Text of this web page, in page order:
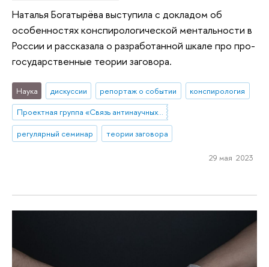
Наталья Богатырёва выступила с докладом об
особенностях конспирологической ментальности в
России и рассказала о разработанной шкале про про-
государственные теории заговора.
Наука дискуссии репортаж о событии
конспирология
Проектная группа «Связь антинаучных и конспирологических верований с благополучием и заботой о здоровье у россиян»
регулярный семинар
теории заговора
29 мая 2023